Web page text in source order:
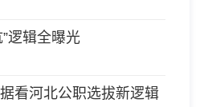
逻辑全曝光
看河北公职选拔新逻辑